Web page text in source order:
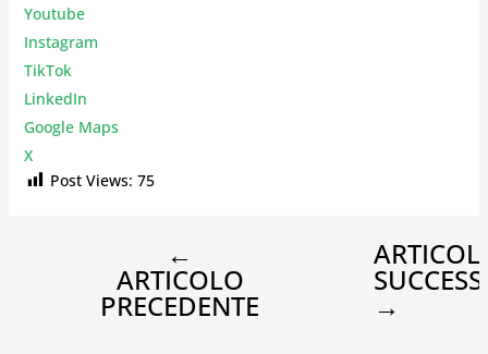
Youtube
Instagram
TikTok
LinkedIn
Google Maps
X
Post Views: 75
←
ARTICOLO
PRECEDENTE →